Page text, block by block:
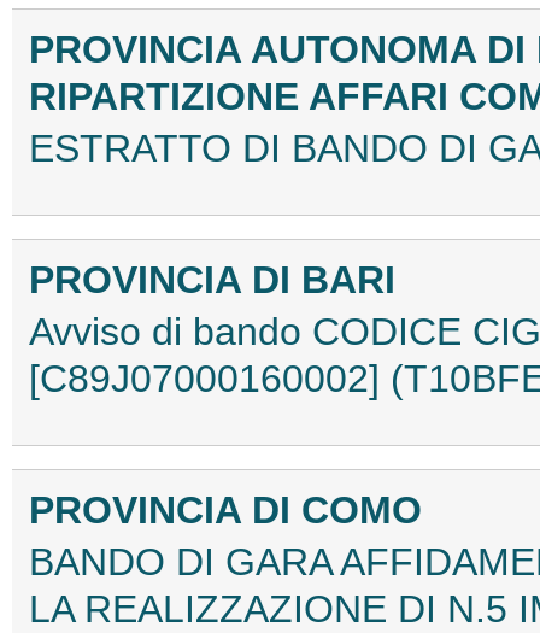
PROVINCIA AUTONOMA
RIPARTIZIONE AFFARI
ESTRATTO DI BANDO DI
PROVINCIA DI BARI
Avviso di bando CODICE
[C89J07000160002]
PROVINCIA DI COMO
BANDO DI GARA
LA REALIZZAZIONE DI N.5